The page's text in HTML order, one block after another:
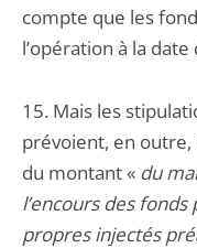
compte que les
l’opération à la
15. Mais les
prévoient, en outre,
du montant « du
l’encours des
propres injectés